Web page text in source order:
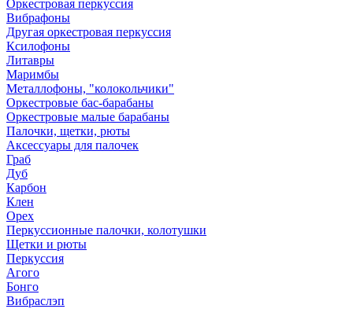
Оркестровая перкуссия
Вибрафоны
Другая оркестровая перкуссия
Ксилофоны
Литавры
Маримбы
Металлофоны, "колокольчики"
Оркестровые бас-барабаны
Оркестровые малые барабаны
Палочки, щетки, рюты
Аксессуары для палочек
Граб
Дуб
Карбон
Клен
Орех
Перкуссионные палочки, колотушки
Щетки и рюты
Перкуссия
Агого
Бонго
Вибраслэп